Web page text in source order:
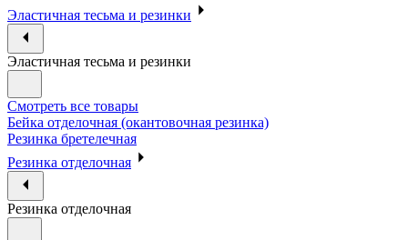
Эластичная тесьма и резинки
Эластичная тесьма и резинки
Смотреть все товары
Бейка отделочная (окантовочная резинка)
Резинка бретелечная
Резинка отделочная
Резинка отделочная